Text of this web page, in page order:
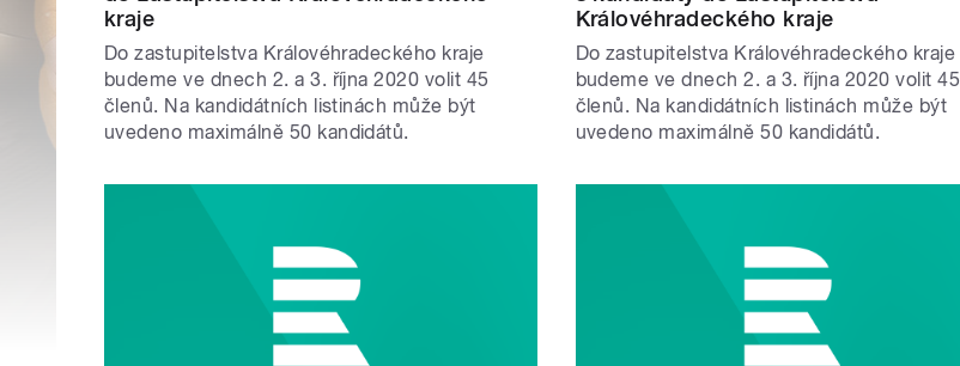
kraje
Do zastupitelstva Královéhradeckého kraje
budeme ve dnech 2. a 3. října 2020 volit 45
členů. Na kandidátních listinách může být
uvedeno maximálně 50 kandidátů.
Královéhradeckého kraje
Do zastupitelstva Královéhradeckého kraje
budeme ve dnech 2. a 3. října 2020 volit 45
členů. Na kandidátních listinách může být
uvedeno maximálně 50 kandidátů.